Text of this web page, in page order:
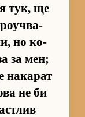
тук, ще
но ко­
за мен;
на­ка­рат
не би